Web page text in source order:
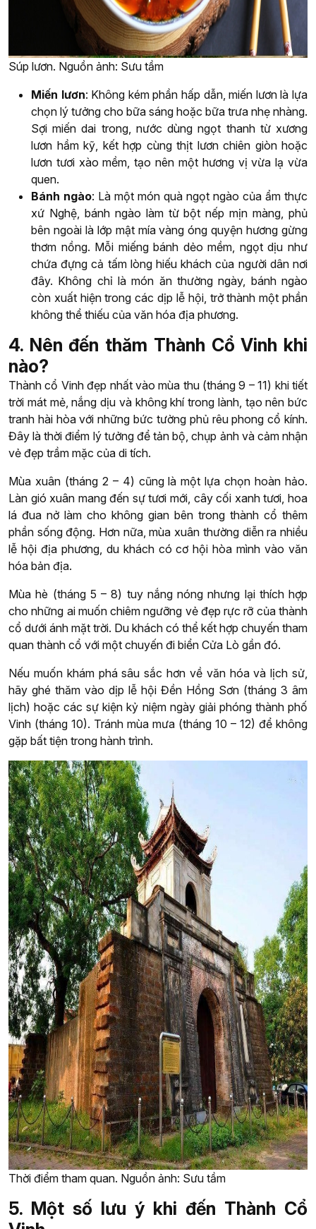
Súp lươn. Nguồn ảnh: Sưu tầm
Miến lươn: Không kém phần hấp dẫn, miến lươn là lựa
chọn lý tưởng cho bữa sáng hoặc bữa trưa nhẹ nhàng.
Sợi miến dai trong, nước dùng ngọt thanh từ xương
lươn hầm kỹ, kết hợp cùng thịt lươn chiên giòn hoặc
lươn tươi xào mềm, tạo nên một hương vị vừa lạ vừa
quen.
Bánh ngào: Là một món quà ngọt ngào của ẩm thực
xứ Nghệ, bánh ngào làm từ bột nếp mịn màng, phủ
bên ngoài là lớp mật mía vàng óng quyện hương gừng
thơm nồng. Mỗi miếng bánh dẻo mềm, ngọt dịu như
chứa đựng cả tấm lòng hiếu khách của người dân nơi
đây. Không chỉ là món ăn thường ngày, bánh ngào
còn xuất hiện trong các dịp lễ hội, trở thành một phần
không thể thiếu của văn hóa địa phương.
4. Nên đến thăm Thành Cổ Vinh khi
nào?
Thành cổ Vinh đẹp nhất vào mùa thu (tháng 9 – 11) khi tiết
trời mát mẻ, nắng dịu và không khí trong lành, tạo nên bức
tranh hài hòa với những bức tường phủ rêu phong cổ kính.
Đây là thời điểm lý tưởng để tản bộ, chụp ảnh và cảm nhận
vẻ đẹp trầm mặc của di tích.
Mùa xuân (tháng 2 – 4) cũng là một lựa chọn hoàn hảo.
Làn gió xuân mang đến sự tươi mới, cây cối xanh tươi, hoa
lá đua nở làm cho không gian bên trong thành cổ thêm
phần sống động. Hơn nữa, mùa xuân thường diễn ra nhiều
lễ hội địa phương, du khách có cơ hội hòa mình vào văn
hóa bản địa.
Mùa hè (tháng 5 – 8) tuy nắng nóng nhưng lại thích hợp
cho những ai muốn chiêm ngưỡng vẻ đẹp rực rỡ của thành
cổ dưới ánh mặt trời. Du khách có thể kết hợp chuyến tham
quan thành cổ với một chuyến đi biển Cửa Lò gần đó.
Nếu muốn khám phá sâu sắc hơn về văn hóa và lịch sử,
hãy ghé thăm vào dịp lễ hội Đền Hồng Sơn (tháng 3 âm
lịch) hoặc các sự kiện kỷ niệm ngày giải phóng thành phố
Vinh (tháng 10). Tránh mùa mưa (tháng 10 – 12) để không
gặp bất tiện trong hành trình.
Thời điểm tham quan. Nguồn ảnh: Sưu tầm
5. Một số lưu ý khi đến Thành Cổ